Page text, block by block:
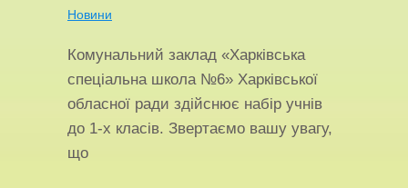
Новини
Комунальний заклад «Харківська
спеціальна школа №6» Харківської
обласної ради здійснює набір учнів
до 1-х класів. Звертаємо вашу увагу,
що